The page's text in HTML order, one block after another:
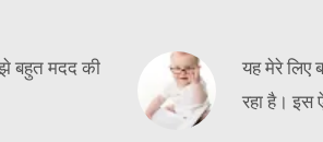
बहुत मदद की
यह मेरे लिए
रहा है। इस